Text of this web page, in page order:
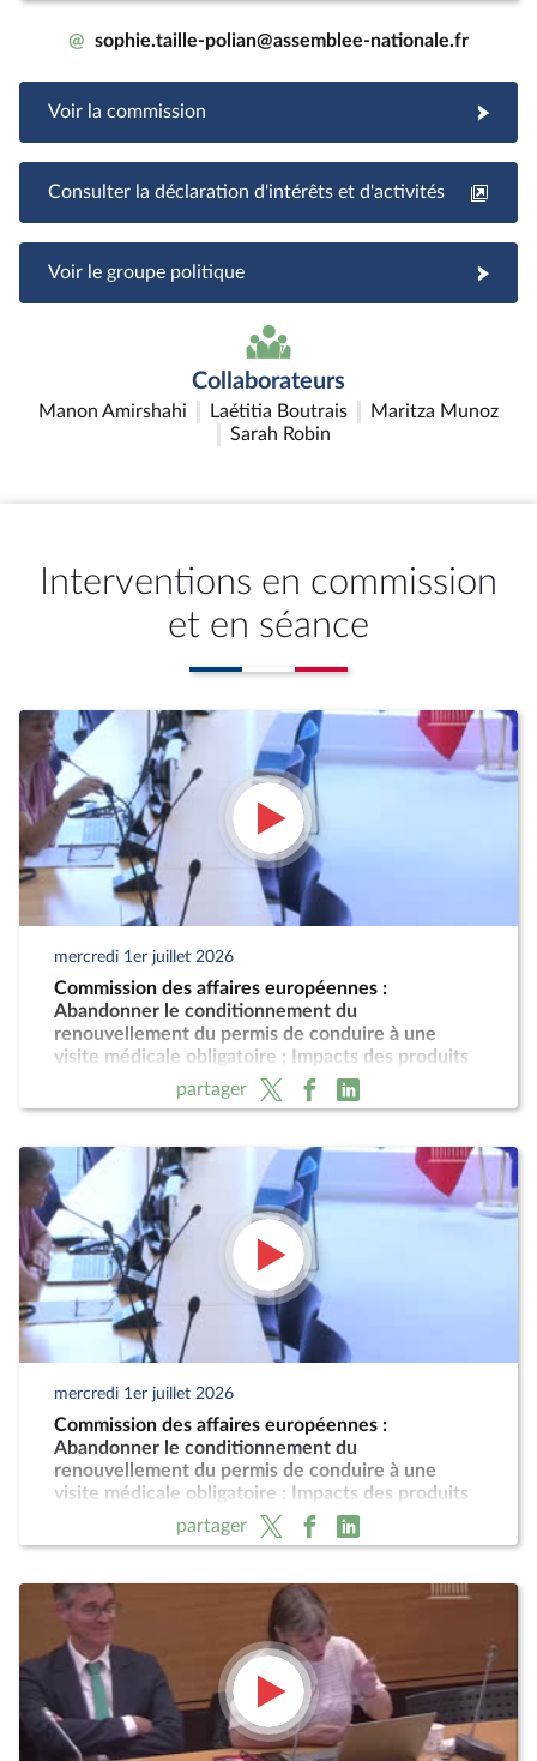
@ sophie.taille-polian@assemblee-nationale.fr
Voir la commission
Consulter la déclaration d'intérêts et d'activités
Voir le groupe politique
Collaborateurs
Manon Amirshahi Laétitia Boutrais
Maritza Munoz
Sarah Robin
Interventions en commission
et en séance
mercredi 1er juillet 2026
Commission des affaires européennes :
Abandonner le conditionnement du
renouvellement du permis de conduire à une
visite médicale obligatoire ; Impacts des produits
phytopharmaceutiques
partager
mercredi 1er juillet 2026
Commission des affaires européennes :
Abandonner le conditionnement du
renouvellement du permis de conduire à une
visite médicale obligatoire ; Impacts des produits
phytopharmaceutiques
partager